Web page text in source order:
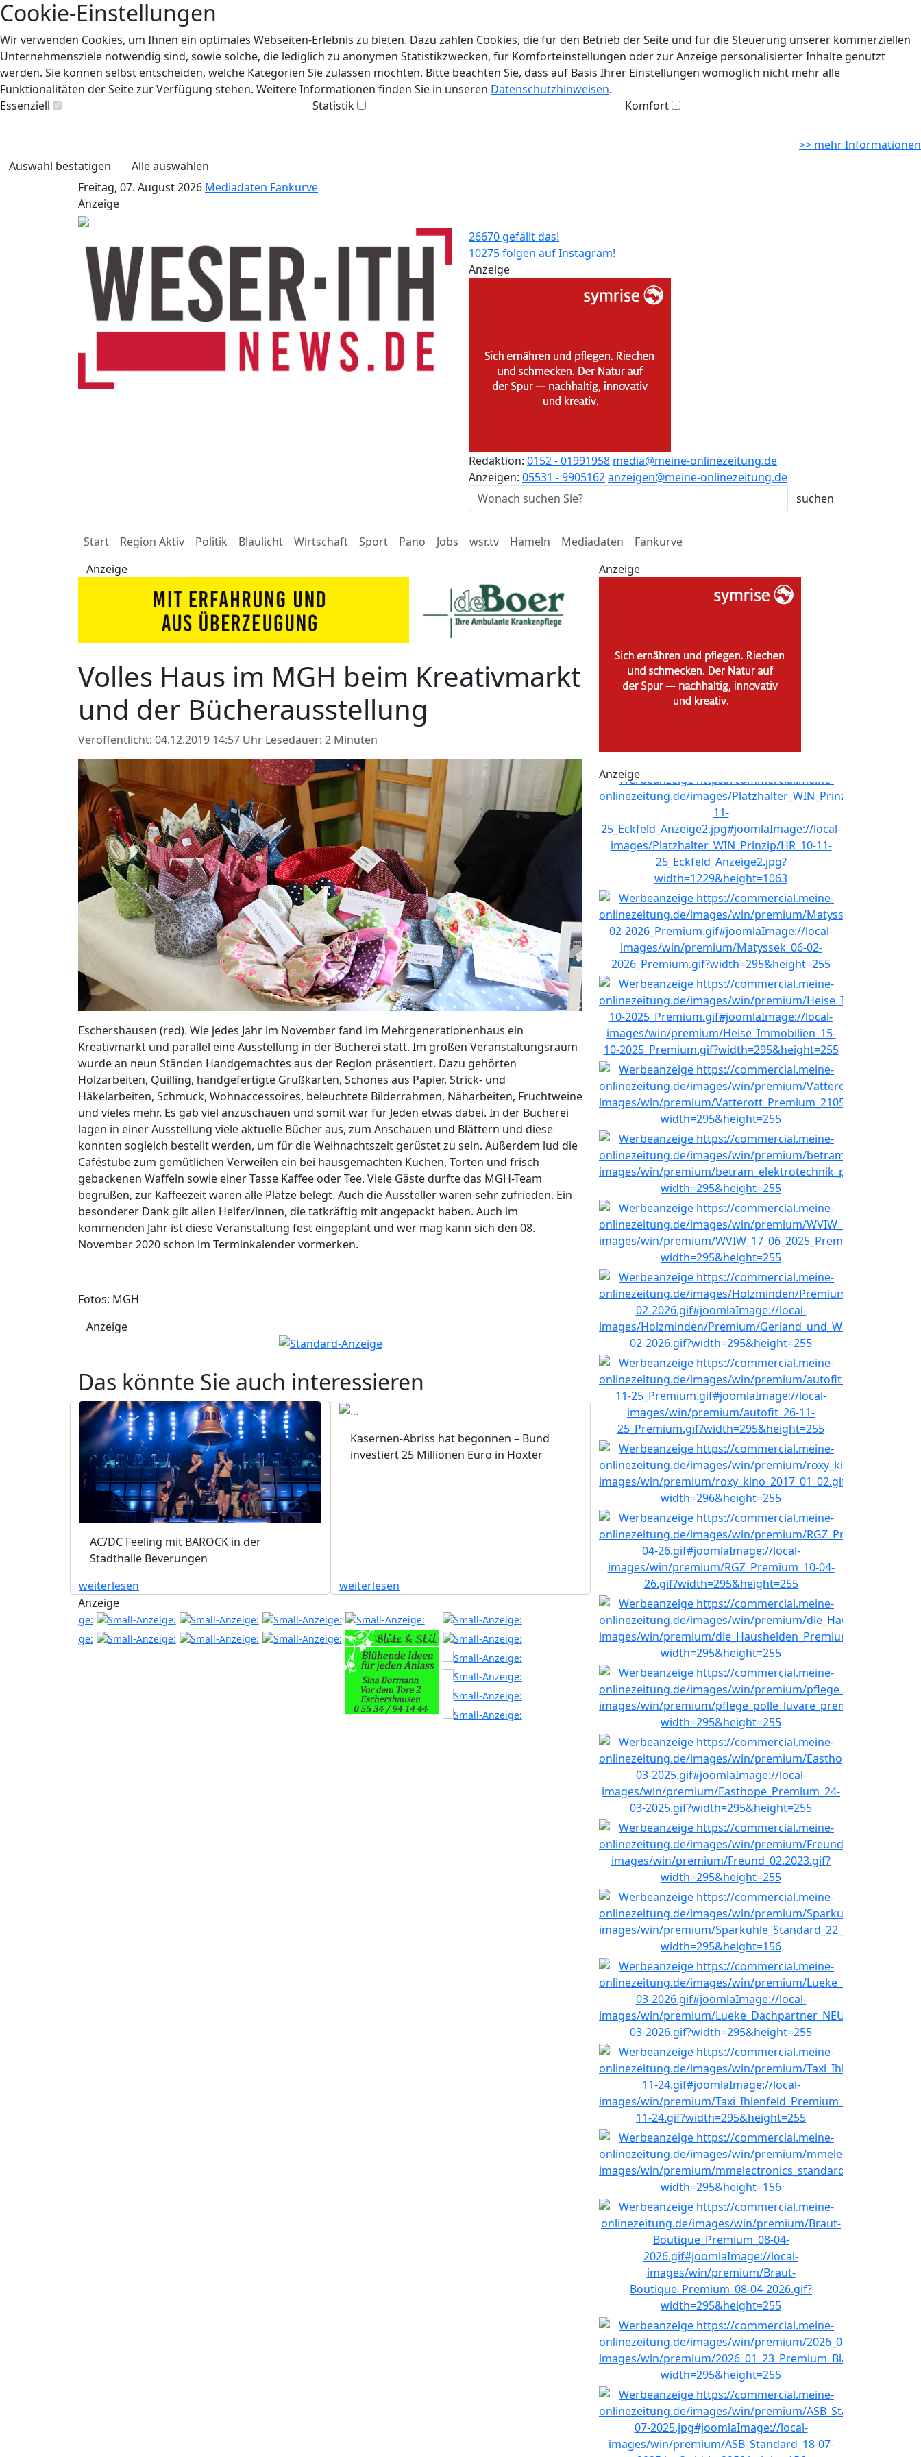
Cookie-Einstellungen
Wir verwenden Cookies, um Ihnen ein optimales Webseiten-Erlebnis zu bieten. Dazu zählen Cookies, die für den Betrieb der Seite und für die Steuerung unserer kommerziellen
Unternehmensziele notwendig sind, sowie solche, die lediglich zu anonymen Statistikzwecken, für Komforteinstellungen oder zur Anzeige personalisierter Inhalte genutzt
werden. Sie können selbst entscheiden, welche Kategorien Sie zulassen möchten. Bitte beachten Sie, dass auf Basis Ihrer Einstellungen womöglich nicht mehr alle
Funktionalitäten der Seite zur Verfügung stehen. Weitere Informationen finden Sie in unseren Datenschutzhinweisen.
Essenziell
Statistik Komfort
>> mehr Informationen
Auswahl bestätigen
Alle auswählen
Freitag, 07. August 2026 Mediadaten Fankurve
Anzeige
26670 gefällt das!
10275 folgen auf Instagram!
Anzeige
Redaktion: 0152 - 01991958 media@meine-onlinezeitung.de
Anzeigen: 05531 - 9905162anzeigen@meine-onlinezeitung.de
Start Region Aktiv Politik Blaulicht Wirtschaft Sport Pano Jobs wsr.tv Hameln Mediadaten
Fankurve
Anzeige
Volles Haus im MGH beim Kreativmarkt
und der Bücherausstellung
Veröffentlicht: 04.12.2019 14:57 Uhr Lesedauer: 2 Minuten
Eschershausen (red). Wie jedes Jahr im November fand im Mehrgenerationenhaus ein
Kreativmarkt und parallel eine Ausstellung in der Bücherei statt. Im großen Veranstaltungsraum
wurde an neun Ständen Handgemachtes aus der Region präsentiert. Dazu gehörten
Holzarbeiten, Quilling, handgefertigte Grußkarten, Schönes aus Papier, Strick- und
Häkelarbeiten, Schmuck, Wohnaccessoires, beleuchtete Bilderrahmen, Näharbeiten, Fruchtweine
und vieles mehr. Es gab viel anzuschauen und somit war für Jeden etwas dabei. In der Bücherei
lagen in einer Ausstellung viele aktuelle Bücher aus, zum Anschauen und Blättern und diese
konnten sogleich bestellt werden, um für die Weihnachtszeit gerüstet zu sein. Außerdem lud die
Caféstube zum gemütlichen Verweilen ein bei hausgemachten Kuchen, Torten und frisch
gebackenen Waffeln sowie einer Tasse Kaffee oder Tee. Viele Gäste durfte das MGH-Team
begrüßen, zur Kaffeezeit waren alle Plätze belegt. Auch die Aussteller waren sehr zufrieden. Ein
besonderer Dank gilt allen Helfer/innen, die tatkräftig mit angepackt haben. Auch im
kommenden Jahr ist diese Veranstaltung fest eingeplant und wer mag kann sich den 08.
November 2020 schon im Terminkalender vormerken.
Fotos: MGH
Anzeige
Das könnte Sie auch interessieren
AC/DC Feeling mit BAROCK in der
Stadthalle Beverungen
weiterlesen
Kasernen-Abriss hat begonnen – Bund
investiert 25 Millionen Euro in Höxter
weiterlesen
Anzeige
Anzeige
Anzeige